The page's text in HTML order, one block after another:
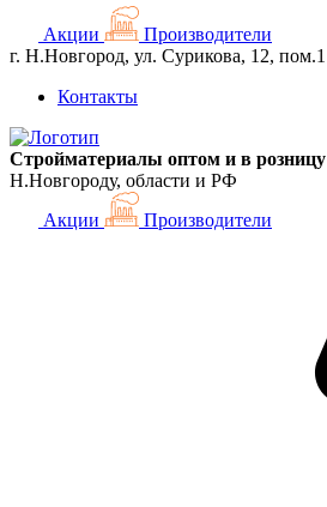
Акции
Производители
г. Н.Новгород, ул. Сурикова, 12, пом.1
Контакты
Стройматериалы оптом и в розницу
Н.Новгороду, области и РФ
Акции
Производители